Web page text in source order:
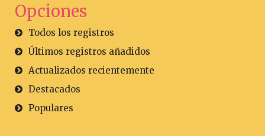
Opciones
Todos los registros
Últimos registros añadidos
Actualizados recientemente
Destacados
Populares